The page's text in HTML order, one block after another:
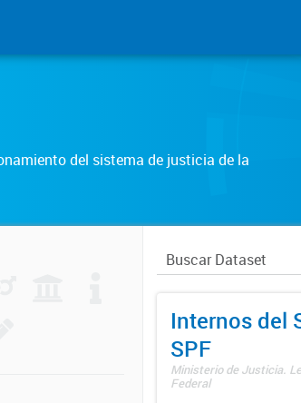
del sistema de justicia de la
Internos del
SPF
Ministerio de Justicia.
Federal